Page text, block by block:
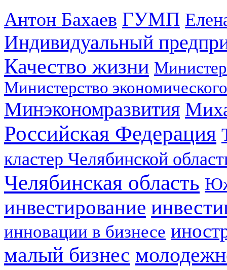
Антон Бахаев ГУМП
Индивидуальный
Качество жизни
Министерство
Минэкономразвития
Российская Федерация
кластер Челябинской
Челябинская область
инвестирование
инновации в бизнесе
малый бизнес